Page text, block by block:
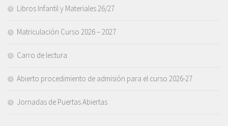
Libros Infantil y Materiales 26/27
Matriculación Curso 2026 – 2027
Carro de lectura
Abierto procedimiento de admisión para el curso 2026-27
Jornadas de Puertas Abiertas